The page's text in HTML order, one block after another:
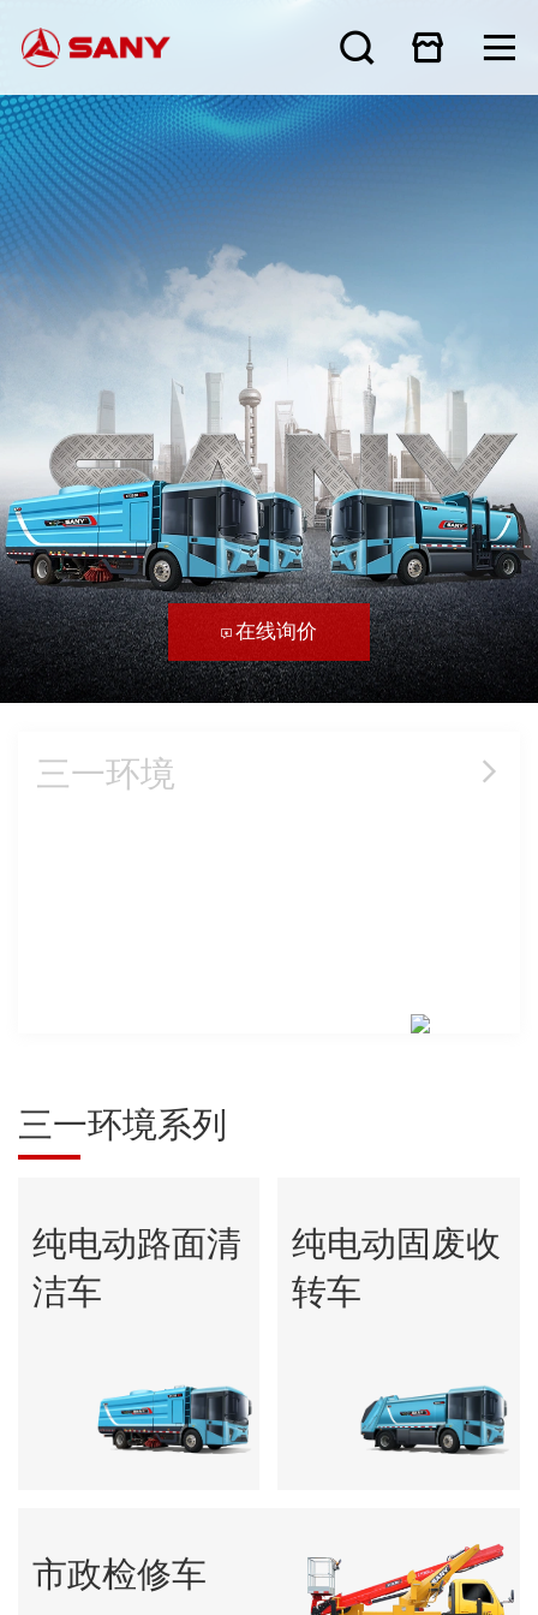
在线询价
三一环境
三一环境系列
纯电动路面清
洁车
纯电动固废收
转车
市政检修车